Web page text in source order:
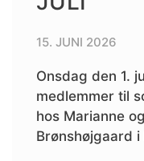
15. JUNI 2026
Onsdag den 1.
medlemmer til
hos Marianne
Brønshøjgaard